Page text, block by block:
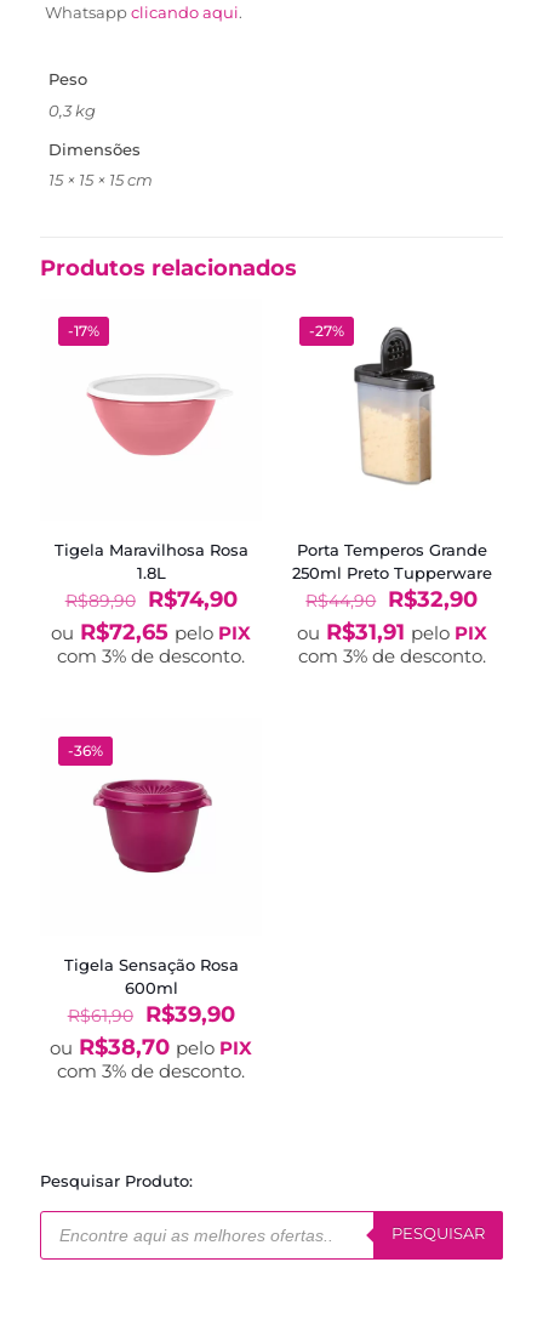
Whatsappclicando aqui.
Peso
0,3 kg
Dimensões
15 × 15 × 15 cm
Produtos relacionados
-17%
Tigela Maravilhosa Rosa
1.8L
R$89,90
O
preço
original
era:
R$74,90O
preço
atual
é:
ou R$72,65 pelo PIX
com 3% de desconto.
-27%
Porta Temperos Grande
250ml Preto Tupperware
R$44,90 O
preço
original
era:
R$32,90O
preço
atual
é:
ou R$31,91 pelo PIX
com 3% de desconto.
-36%
Tigela Sensação Rosa
600ml
R$61,90
O
preço
original
era:
R$39,90O
preço
atual
é:
ou R$38,70 pelo PIX
com 3% de desconto.
Pesquisar Produto:
Pesquisar
produtos
PESQUISAR